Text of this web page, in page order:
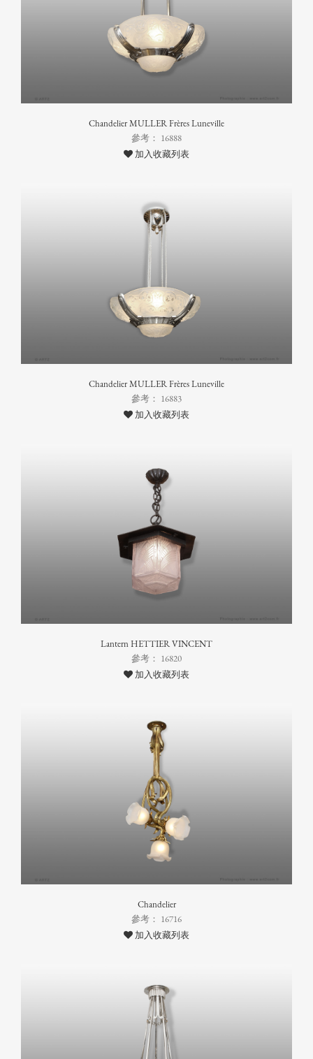
Chandelier MULLER Frères Luneville
參考： 16888
加入收藏列表
Chandelier MULLER Frères Luneville
參考： 16883
加入收藏列表
Lantern HETTIER VINCENT
參考： 16820
加入收藏列表
Chandelier
參考： 16716
加入收藏列表